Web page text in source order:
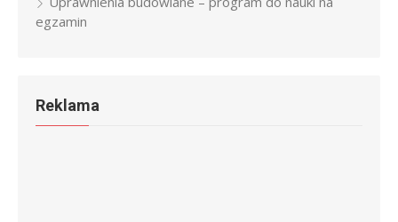
egzamin
Reklama